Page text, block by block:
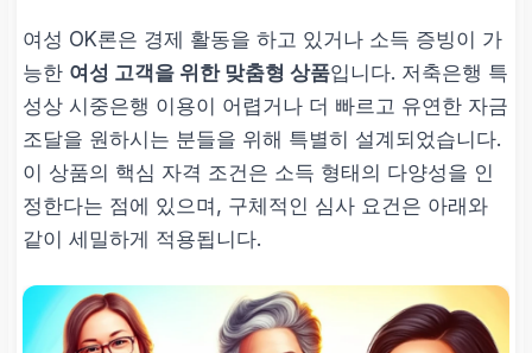
여성 OK론은 경제 활동을 하고 있거나 소득 증빙이 가
능한 여성 고객을 위한 맞춤형 상품입니다. 저축은행 특
성상 시중은행 이용이 어렵거나 더 빠르고 유연한 자금
조달을 원하시는 분들을 위해 특별히 설계되었습니다.
이 상품의 핵심 자격 조건은 소득 형태의 다양성을 인
정한다는 점에 있으며, 구체적인 심사 요건은 아래와
같이 세밀하게 적용됩니다.